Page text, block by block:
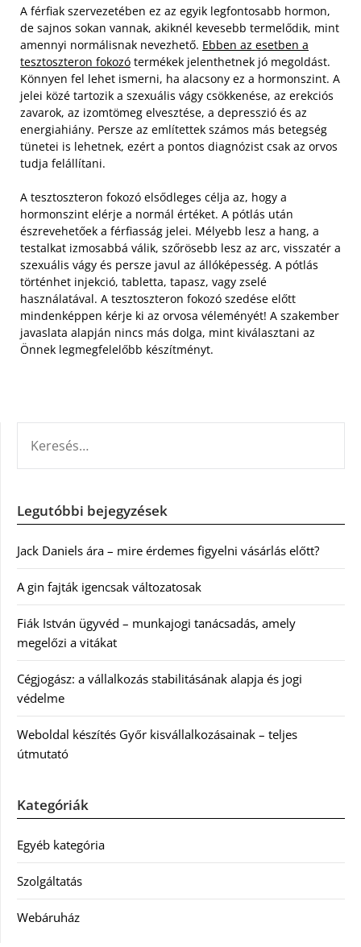
A férfiak szervezetében ez az egyik legfontosabb hormon,
de sajnos sokan vannak, akiknél kevesebb termelődik, mint
amennyi normálisnak nevezhető. Ebben az esetben a
tesztoszteron fokozó termékek jelenthetnek jó megoldást.
Könnyen fel lehet ismerni, ha alacsony ez a hormonszint. A
jelei közé tartozik a szexuális vágy csökkenése, az erekciós
zavarok, az izomtömeg elvesztése, a depresszió és az
energiahiány. Persze az említettek számos más betegség
tünetei is lehetnek, ezért a pontos diagnózist csak az orvos
tudja felállítani.
A tesztoszteron fokozó elsődleges célja az, hogy a
hormonszint elérje a normál értéket. A pótlás után
észrevehetőek a férfiasság jelei. Mélyebb lesz a hang, a
testalkat izmosabbá válik, szőrösebb lesz az arc, visszatér a
szexuális vágy és persze javul az állóképesség. A pótlás
történhet injekció, tabletta, tapasz, vagy zselé
használatával. A tesztoszteron fokozó szedése előtt
mindenképpen kérje ki az orvosa véleményét! A szakember
javaslata alapján nincs más dolga, mint kiválasztani az
Önnek legmegfelelőbb készítményt.
Legutóbbi bejegyzések
Jack Daniels ára – mire érdemes figyelni vásárlás előtt?
A gin fajták igencsak változatosak
Fiák István ügyvéd – munkajogi tanácsadás, amely
megelőzi a vitákat
Cégjogász: a vállalkozás stabilitásának alapja és jogi
védelme
Weboldal készítés Győr kisvállalkozásainak – teljes
útmutató
Kategóriák
Egyéb kategória
Szolgáltatás
Webáruház